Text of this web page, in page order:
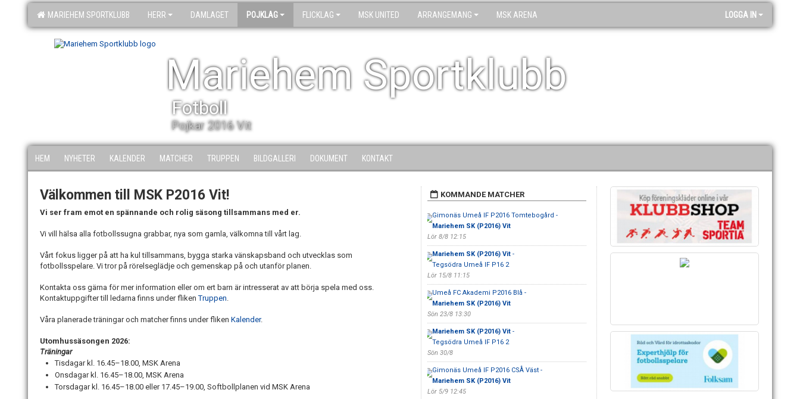
MARIEHEM SPORTKLUBB HERR DAMLAGET POJKLAG FLICKLAG MSK UNITED ARRANGEMANG MSK ARENA LOGGA IN
Mariehem Sportklubb
Fotboll
Pojkar 2016 Vit
HEM NYHETER KALENDER MATCHER TRUPPEN BILDGALLERI DOKUMENT KONTAKT
Välkommen till MSK P2016 Vit!
Vi ser fram emot en spännande och rolig säsong tillsammans med er.
Vi vill hälsa alla fotbollssugna grabbar, nya som gamla, välkomna till vårt lag.
Vårt fokus ligger på att ha kul tillsammans, bygga starka vänskapsband och utvecklas som
fotbollsspelare. Vi tror på rörelseglädje och gemenskap på och utanför planen.
Kontakta oss gärna för mer information eller om ert barn är intresserat av att börja spela med oss.
Kontaktuppgifter till ledarna finns under flikenTruppen.
Våra planerade träningar och matcher finns under fliken Kalender.
Utomhussäsongen 2026:
Träningar
Tisdagar kl. 16.45–18.00, MSK Arena
Onsdagar kl. 16.45–18.00, MSK Arena
Torsdagar kl. 16.45–18.00 eller 17.45–19.00, Softbollplanen vid MSK Arena
KOMMANDE MATCHER
Gimonäs Umeå IF P2016 Tomtebogård -
Mariehem SK (P2016) Vit
Lör 8/8 12:15
Mariehem SK (P2016) Vit-
Tegsödra Umeå IF P16 2
Lör 15/8 11:15
Umeå FC Akademi P2016 Blå -
Mariehem SK (P2016) Vit
Sön 23/8 13:30
Mariehem SK (P2016) Vit-
Tegsödra Umeå IF P16 2
Sön 30/8
Gimonäs Umeå IF P2016 CSÅ Väst -
Mariehem SK (P2016) Vit
Lör 5/9 12:45